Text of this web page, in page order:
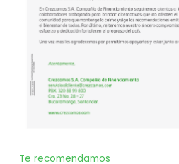
Te recomendamos